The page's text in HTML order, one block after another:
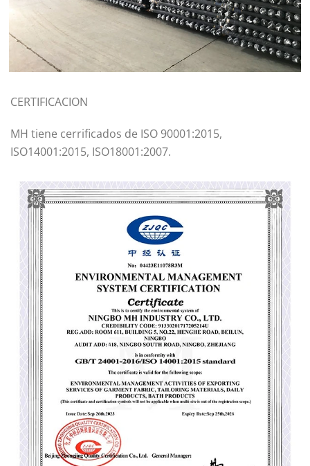
CERTIFICACION
MH tiene cerrificados de ISO 90001:2015,
ISO14001:2015, ISO18001:2007.